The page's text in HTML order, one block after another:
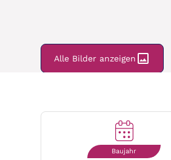
Alle Bilder anzeigen
Baujahr